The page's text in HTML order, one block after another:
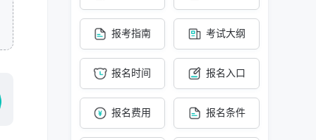
报考指南 考试大纲
报名时间 报名入口
报名费用 报名条件